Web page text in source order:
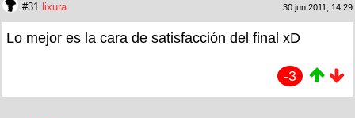
#31 lixura 30 jun 2011, 14:29
Lo mejor es la cara de satisfacción del final xD
-3